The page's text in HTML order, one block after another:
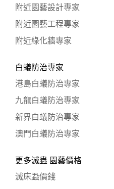
附近園藝設計專家
附近園藝工程專家
附近綠化牆專家
白蟻防治專家
港島白蟻防治專家
九龍白蟻防治專家
新界白蟻防治專家
澳門白蟻防治專家
更多滅蟲 園藝價格
滅床蝨價錢